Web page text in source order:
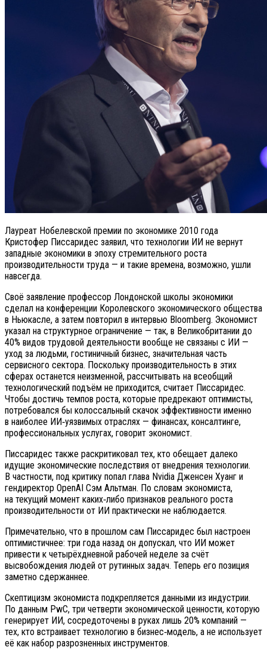
Лауреат Нобелевской премии по экономике 2010 года
Кристофер Писсаридес заявил, что технологии ИИ не вернут
западные экономики в эпоху стремительного роста
производительности труда — и такие времена, возможно, ушли
навсегда.
Своё заявление профессор Лондонской школы экономики
сделал на конференции Королевского экономического общества
в Ньюкасле, а затем повторил в интервью Bloomberg. Экономист
указал на структурное ограничение — так, в Великобритании до
40% видов трудовой деятельности вообще не связаны с ИИ —
уход за людьми, гостиничный бизнес, значительная часть
сервисного сектора. Поскольку производительность в этих
сферах останется неизменной, рассчитывать на всеобщий
технологический подъём не приходится, считает Писсаридес.
Чтобы достичь темпов роста, которые предрекают оптимисты,
потребовался бы колоссальный скачок эффективности именно
в наиболее ИИ‑уязвимых отраслях — финансах, консалтинге,
профессиональных услугах, говорит экономист.
Писсаридес также раскритиковал тех, кто обещает далеко
идущие экономические последствия от внедрения технологии.
В частности, под критику попал глава Nvidia Дженсен Хуанг и
гендиректор OpenAI Сэм Альтман. По словам экономиста,
на текущий момент каких‑либо признаков реального роста
производительности от ИИ практически не наблюдается.
Примечательно, что в прошлом сам Писсаридес был настроен
оптимистичнее: три года назад он допускал, что ИИ может
привести к четырёхдневной рабочей неделе за счёт
высвобождения людей от рутинных задач. Теперь его позиция
заметно сдержаннее.
Скептицизм экономиста подкрепляется данными из индустрии.
По данным PwC, три четверти экономической ценности, которую
генерирует ИИ, сосредоточены в руках лишь 20% компаний —
тех, кто встраивает технологию в бизнес‑модель, а не использует
её как набор разрозненных инструментов.